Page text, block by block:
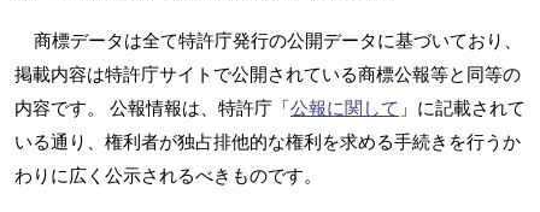
商標データは全て特許庁発行の公開データに基づいており、
掲載内容は特許庁サイトで公開されている商標公報等と同等の
内容です。 公報情報は、特許庁「公報に関して 」に記載されて
いる通り、権利者が独占排他的な権利を求める手続きを行うか
わりに広く公示されるべきものです。